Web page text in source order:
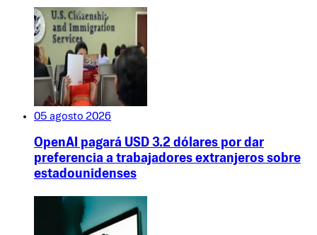
05 agosto 2026
OpenAI pagará USD 3.2 dólares por dar
preferencia a trabajadores extranjeros sobre
estadounidenses